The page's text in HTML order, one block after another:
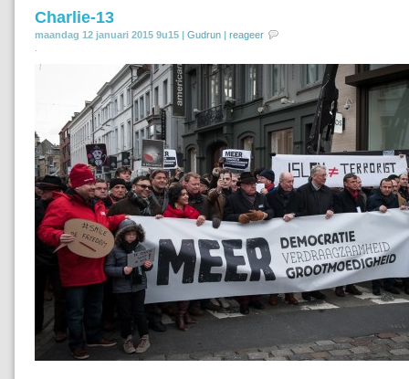
Charlie-13
maandag 12 januari 2015 9u15 | Gudrun | reageer